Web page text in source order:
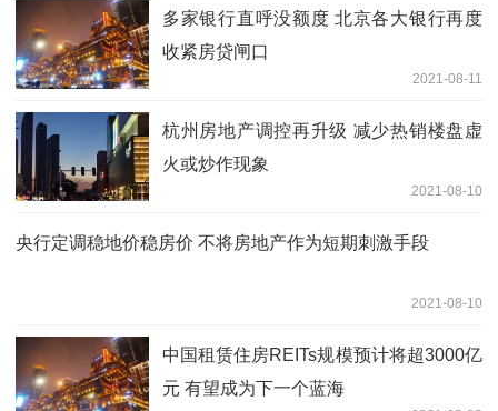
多家银行直呼没额度 北京各大银行再度
收紧房贷闸口
2021-08-11
杭州房地产调控再升级 减少热销楼盘虚
火或炒作现象
2021-08-10
央行定调稳地价稳房价 不将房地产作为短期刺激手段
2021-08-10
中国租赁住房REITs规模预计将超3000亿
元 有望成为下一个蓝海